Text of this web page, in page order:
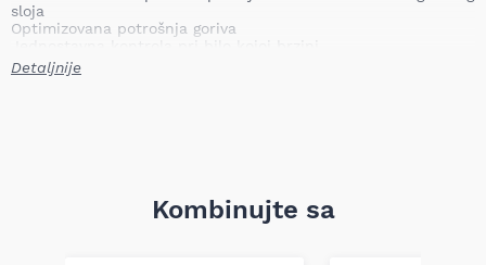
sloja
Optimizovana potrošnja goriva
Snažne performanse na mokrom i suvom kolovozu
Detaljnije
Kombinujte sa